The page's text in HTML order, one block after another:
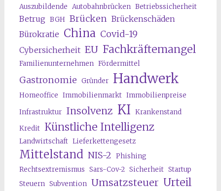
Auszubildende Autobahnbrücken Betriebssicherheit
Betrug BGH Brücken Brückenschäden
Bürokratie China Covid-19
Cybersicherheit EU Fachkräftemangel
Familienunternehmen Fördermittel
Gastronomie Gründer Handwerk
Homeoffice Immobilienmarkt Immobilienpreise
Infrastruktur Insolvenz KI Krankenstand
Kredit Künstliche Intelligenz
Landwirtschaft Lieferkettengesetz
Mittelstand NIS-2 Phishing
Rechtsextremismus Sars-Cov-2 Sicherheit Startup
Steuern Subvention Umsatzsteuer Urteil